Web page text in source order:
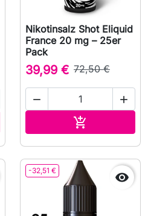
Nikotinsalz Shot Eliquid
France 20 mg – 25er
Pack
39,99 € 72,50 €
 

-32,51 € 